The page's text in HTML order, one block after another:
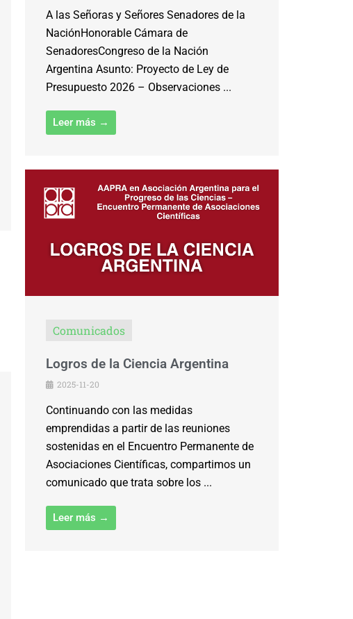
A las Señoras y Señores Senadores de la
NaciónHonorable Cámara de
SenadoresCongreso de la Nación
Argentina Asunto: Proyecto de Ley de
Presupuesto 2026 – Observaciones ...
Leer más →
Comunicados
Logros de la Ciencia Argentina
2025-11-20
Continuando con las medidas
emprendidas a partir de las reuniones
sostenidas en el Encuentro Permanente de
Asociaciones Científicas, compartimos un
comunicado que trata sobre los ...
Leer más →